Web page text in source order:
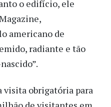
o edifício, ele
americano de
radiante e tão
visita obrigatória para